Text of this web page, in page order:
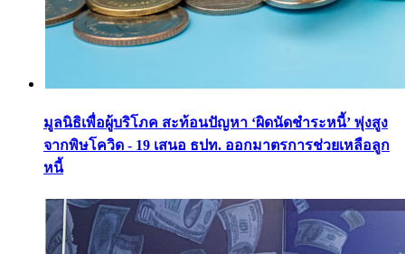
มูลนิธิเพื่อผู้บริโภค สะท้อนปัญหา ‘ผิดนัดชำระหนี้’ พุ่งสูง
จากพิษโควิด - 19 เสนอ ธปท. ออกมาตรการช่วยเหลือลูก
หนี้